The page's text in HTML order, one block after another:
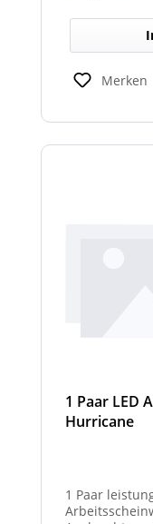
Merken
1 Paar LED
Hurricane
1 Paar